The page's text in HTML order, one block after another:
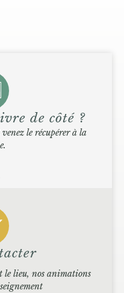
de côté ?
le récupérer à la
le lieu, nos animations